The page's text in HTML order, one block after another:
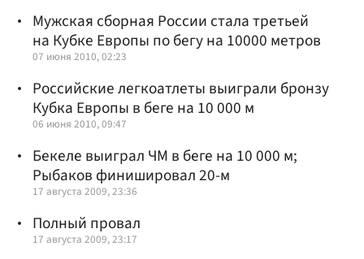
Мужская сборная России стала третьей
на Кубке Европы по бегу на 10000 метров
07 июня 2010, 02:23
Российские легкоатлеты выиграли бронзу
Кубка Европы в беге на 10 000 м
06 июня 2010, 09:47
Бекеле выиграл ЧМ в беге на 10 000 м;
Рыбаков финишировал 20-м
17 августа 2009, 23:36
Полный провал
17 августа 2009, 23:17